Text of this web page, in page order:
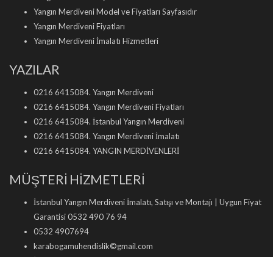
Yangın Merdiveni Model ve Fiyatları Sayfasıdır
Yangın Merdiveni Fiyatları
Yangın Merdiveni İmalatı Hizmetleri
YAZILAR
0216 6415084. Yangın Merdiveni
0216 6415084. Yangın Merdiveni Fiyatları
0216 6415084. İstanbul Yangın Merdiveni
0216 6415084. Yangın Merdiveni İmalatı
0216 6415084. YANGIN MERDİVENLERİ
MÜŞTERİ HİZMETLERİ
İstanbul Yangın Merdiveni İmalatı, Satışı ve Montajı | Uygun Fiyat
Garantisi 0532 490 76 94
0532 4907694
karabogamuhendislik©gmail.com